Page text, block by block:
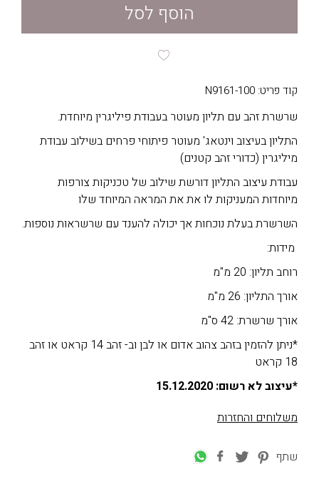
הוסף לסל
קוד פריט: N9161-100
שרשרת זהב עם תליון מעוטר בעבודת פיליגרין מיוחדת.
התליון בעיצוב וינטאג' מעוטר פיתוחי פרחים בשילוב עבודת
מיליגרין (כדורי זהב קטנים)
עבודת עיצוב התליון דורשת שילוב של טכניקות צורפות
מיוחדות המעניקות לו את את המראה המיוחד שלו
השרשרת בעלת נוכחות אך יכולה להענד עם שרשראות נוספות.
מידות:
רוחב תליון: 20 מ"מ
אורך התליון: 26 מ"מ
אורך שרשרת: 42 ס"מ
*ניתן להזמין בזהב צהוב אדום או לבן וב- זהב 14 קראט או זהב
18 קראט
*עיצוב לא רשום: 15.12.2020
משלוחים והחזרות
שתף